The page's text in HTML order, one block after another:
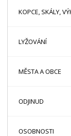
KOPCE, SKÁLY,
LYŽOVÁNÍ
MĚSTA A OBCE
ODJINUD
OSOBNOSTI